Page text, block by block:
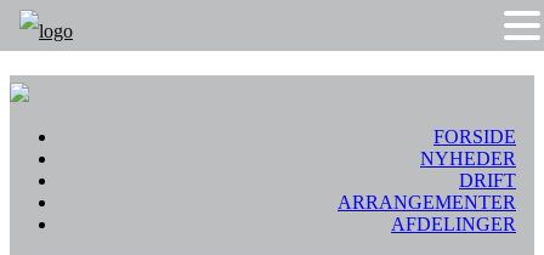
FORSIDE
NYHEDER
DRIFT
ARRANGEMENTER
AFDELINGER